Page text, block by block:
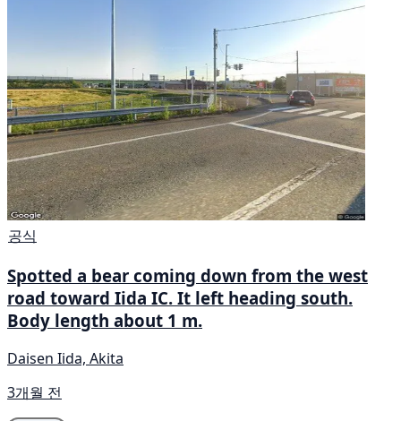
공식
Spotted a bear coming down from the west
road toward Iida IC. It left heading south.
Body length about 1 m.
Daisen Iida, Akita
3개월 전